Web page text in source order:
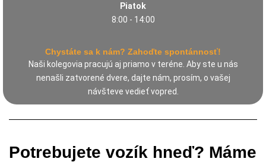
Piatok
8:00 - 14:00
Chystáte sa k nám? Zahoďte spontánnosť!
Naši kolegovia pracujú aj priamo v teréne. Aby ste u nás
nenašli zatvorené dvere, dajte nám, prosím, o vašej
návšteve vedieť vopred.
Potrebujete vozík hneď? Máme